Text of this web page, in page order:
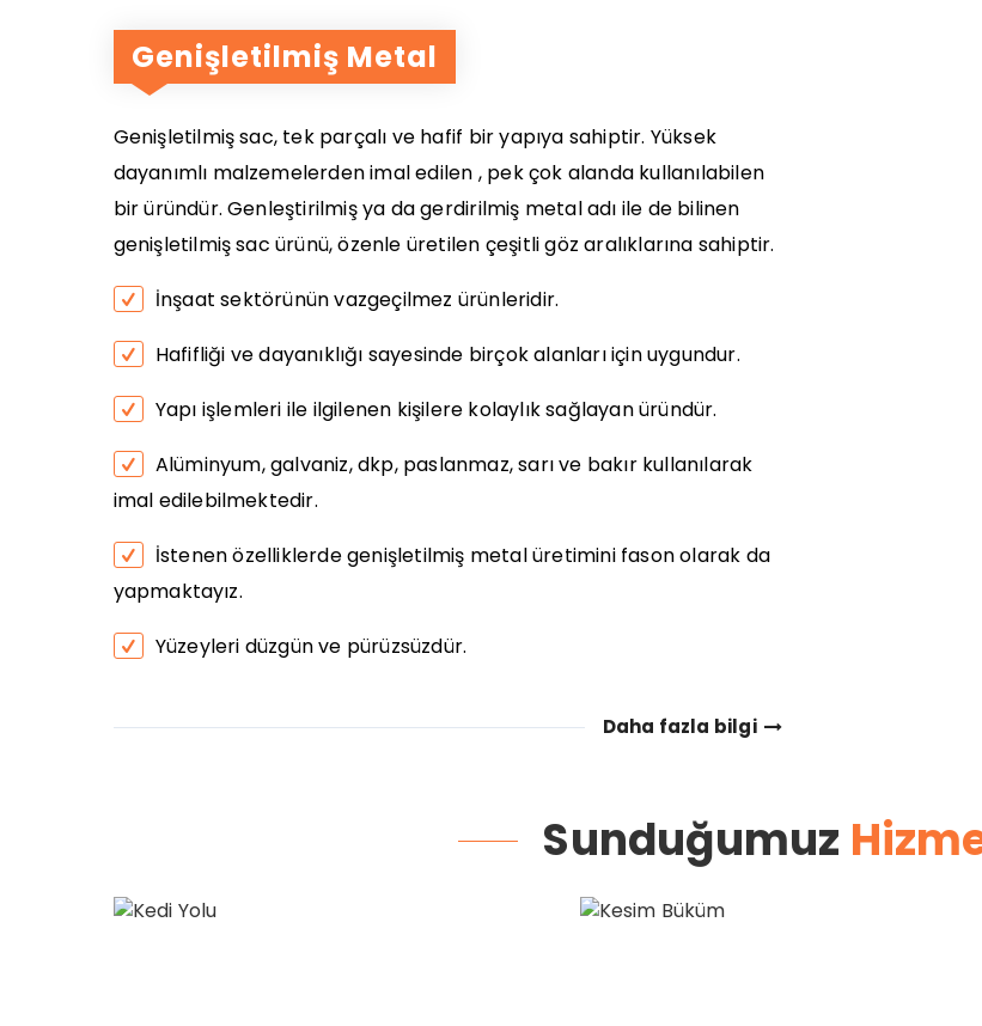
Genişletilmiş Metal
Genişletilmiş sac, tek parçalı ve hafif bir yapıya sahiptir. Yüksek
dayanımlı malzemelerden imal edilen , pek çok alanda kullanılabilen
bir üründür. Genleştirilmiş ya da gerdirilmiş metal adı ile de bilinen
genişletilmiş sac ürünü, özenle üretilen çeşitli göz aralıklarına sahiptir.
İnşaat sektörünün vazgeçilmez ürünleridir.
Hafifliği ve dayanıklığı sayesinde birçok alanları için uygundur.
Yapı işlemleri ile ilgilenen kişilere kolaylık sağlayan üründür.
Alüminyum, galvaniz, dkp, paslanmaz, sarı ve bakır kullanılarak
imal edilebilmektedir.
İstenen özelliklerde genişletilmiş metal üretimini fason olarak da
yapmaktayız.
Yüzeyleri düzgün ve pürüzsüzdür.
Daha fazla bilgi
Sunduğumuz